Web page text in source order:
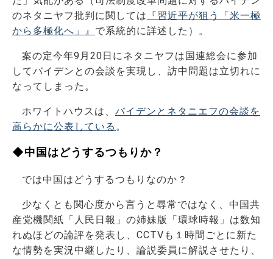
のネタニヤフ批判に関しては 『習近平が狙う「米一極
から多極化へ」』 で系統的に詳述した）。
案の定今年9月20日にネタニヤフは国連総会に参加
してバイデンとの会談を実現し、訪中問題は立切れに
なってしまった。
ホワイトハウスは、 バイデンとネタニエフの会談を
高らかに公表している 。
◆中国はどうするつもりか？
では中国はどうするつもりなのか？
少なくとも関心度から言うと尋常ではなく、中国共
産党機関紙「人民日報」の姉妹版「環球時報」は数知
れぬほどの論評を発表し、CCTVも１時間ごとに新た
な情勢を実況中継したり、論説委員に解説させたり、